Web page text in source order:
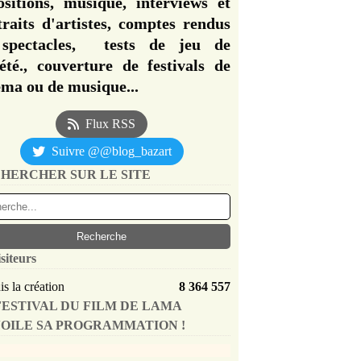
d'artistes, comptes rendus
tests de jeu de
couverture de festivals de
ou de musique...
Flux RSS
Suivre @@blog_bazart
SUR LE SITE
la création
8 364 557
DU FILM DE LAMA
SA PROGRAMMATION !